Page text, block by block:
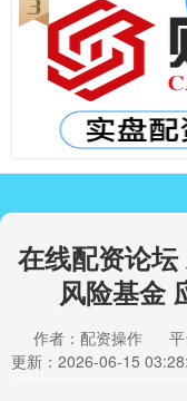
在线配资论
风险基金
作者：配资操作
更新：2026-06-15